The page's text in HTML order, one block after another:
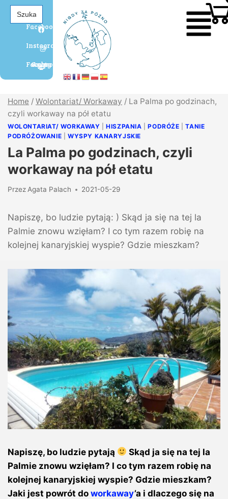
Search
for:
Facebook
Instagram
Grupa Agaty Facebook
Home / Wolontariat/ Workaway / La Palma po godzinach,
czyli workaway na pół etatu
WOLONTARIAT/ WORKAWAY |HISZPANIA |PODRÓŻE |TANIE
PODRÓŻOWANIE
WYSPY KANARYJSKIE
La Palma po godzinach, czyli
workaway na pół etatu
PrzezAgata Palach 2021-05-29
Napiszę, bo ludzie pytają: ) Skąd ja się na tej la
Palmie znowu wzięłam? I co tym razem robię na
kolejnej kanaryjskiej wyspie? Gdzie mieszkam?
Napiszę, bo ludzie pytają
Skąd ja się na tej la
Palmie znowu wzięłam? I co tym razem robię na
kolejnej kanaryjskiej wyspie? Gdzie mieszkam?
Jaki jest powrót do workaway’a i dlaczego się na